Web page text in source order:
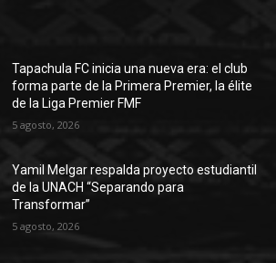
Tapachula FC inicia una nueva era: el club
forma parte de la Primera Premier, la élite
de la Liga Premier FMF
5 agosto, 2026
Yamil Melgar respalda proyecto estudiantil
de la UNACH “Separando para
Transformar”
5 agosto, 2026